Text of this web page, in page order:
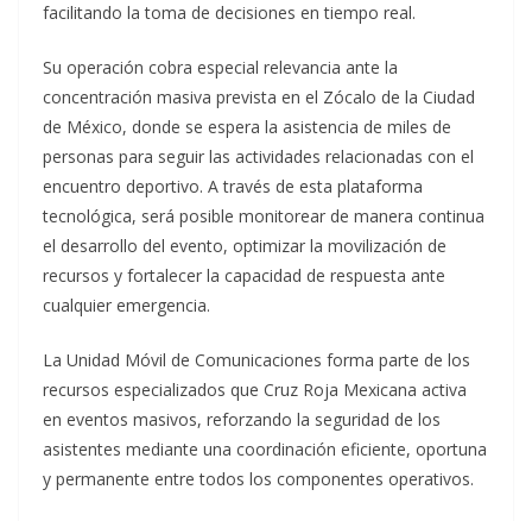
facilitando la toma de decisiones en tiempo real.
Su operación cobra especial relevancia ante la
concentración masiva prevista en el Zócalo de la Ciudad
de México, donde se espera la asistencia de miles de
personas para seguir las actividades relacionadas con el
encuentro deportivo. A través de esta plataforma
tecnológica, será posible monitorear de manera continua
el desarrollo del evento, optimizar la movilización de
recursos y fortalecer la capacidad de respuesta ante
cualquier emergencia.
La Unidad Móvil de Comunicaciones forma parte de los
recursos especializados que Cruz Roja Mexicana activa
en eventos masivos, reforzando la seguridad de los
asistentes mediante una coordinación eficiente, oportuna
y permanente entre todos los componentes operativos.